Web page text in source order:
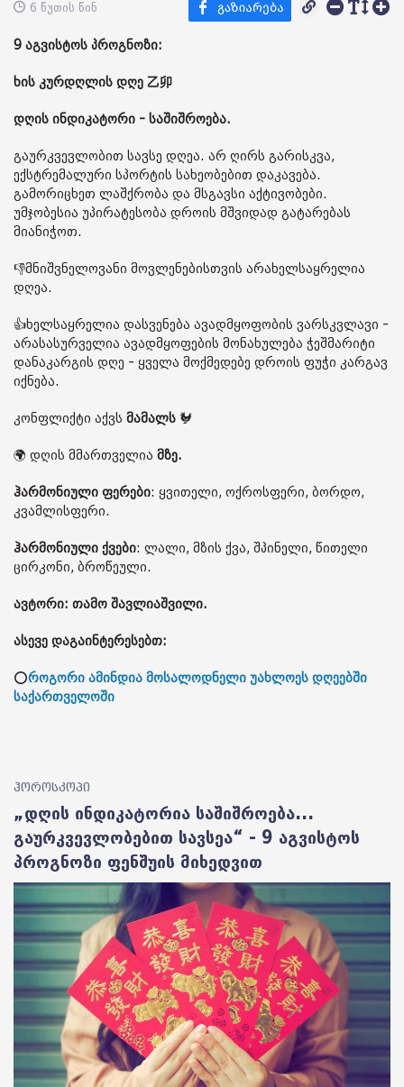
6 წუთის წინ
9 აგვისტოს პროგნოზი:
ხის კურდღლის დღე 乙卯
დღის ინდიკატორი - საშიშროება.
გაურკვევლობით სავსე დღეა. არ ღირს გარისკვა,
ექსტრემალური სპორტის სახეობებით დაკავება.
გამორიცხეთ ლაშქრობა და მსგავსი აქტივობები.
უმჯობესია უპირატესობა დროის მშვიდად გატარებას
მიანიჭოთ.
👎მნიშვნელოვანი მოვლენებისთვის არახელსაყრელია
დღეა.
👍ხელსაყრელია დასვენება ავადმყოფობის ვარსკვლავი -
არასასურველია ავადმყოფების მონახულება ჭეშმარიტი
დანაკარგის დღე - ყველა მოქმედებე დროის ფუჭი კარგავ
იქნება.
კონფლიქტი აქვს მამალს 🐓
🌍 დღის მმართველია მზე.
ჰარმონიული ფერები: ყვითელი, ოქროსფერი, ბორდო,
კვამლისფერი.
ჰარმონიული ქვები: ლალი, მზის ქვა, შპინელი, წითელი
ცირკონი, ბროწეული.
ავტორი: თამო შავლიაშვილი.
ასევე დაგაინტერესებთ:
⭕როგორი ამინდია მოსალოდნელი უახლოეს დღეებში
საქართველოში
ჰოროსკოპი
„დღის ინდიკატორია საშიშროება...
გაურკვევლობებით სავსეა“ - 9 აგვისტოს
პროგნოზი ფენშუის მიხედვით